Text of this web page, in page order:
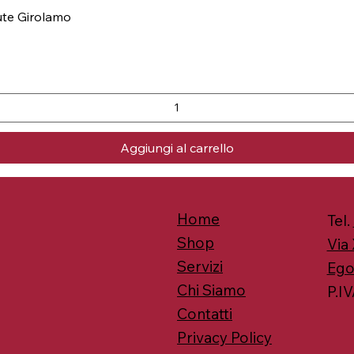
Girolamo
Aggiungi al carrello
Home
Shop
Servizi
Chi Siamo
Contatti
Privacy Policy
Tel.
Via